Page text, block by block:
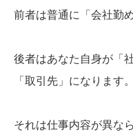
前者は普通に「会社勤
後者はあなた自身が「
「取引先」になります。
それは仕事内容が異な